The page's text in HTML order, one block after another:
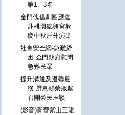
第1、3名
金門傀儡劇團應邀
赴桃園錦興宮歡
慶中秋戶外演出
社會安全網-急難紓
困 金門縣府慰問
急難民眾
提升溝通及溫馨服
務 屏東縣榮服處
召開榮民座談
(影音)新營紫山三龍